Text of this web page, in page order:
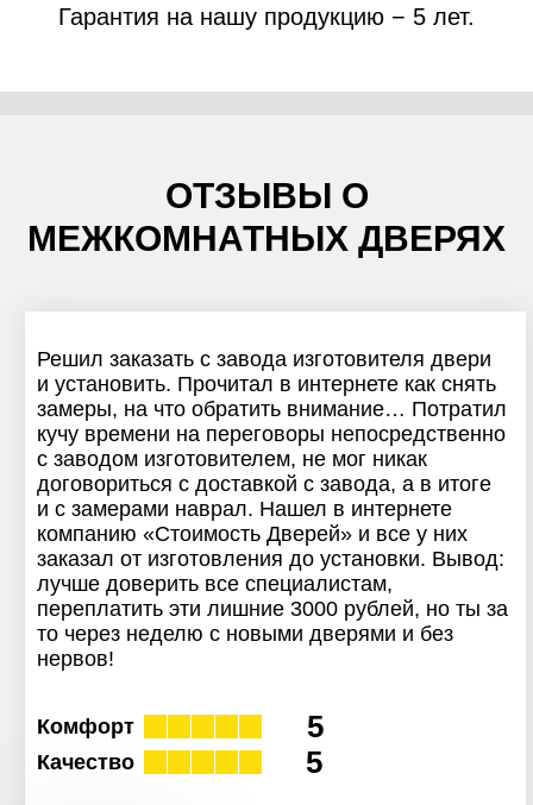
Гарантия на нашу продукцию − 5 лет.
ОТЗЫВЫ О
МЕЖКОМНАТНЫХ ДВЕРЯХ
Решил заказать с завода изготовителя двери
и установить. Прочитал в интернете как снять
замеры, на что обратить внимание… Потратил
кучу времени на переговоры непосредственно
с заводом изготовителем, не мог никак
договориться с доставкой с завода, а в итоге
и с замерами наврал. Нашел в интернете
компанию «Стоимость Дверей» и все у них
заказал от изготовления до установки. Вывод:
лучше доверить все специалистам,
переплатить эти лишние 3000 рублей, но ты за
то через неделю с новыми дверями и без
нервов!
Комфорт 5
Качество 5